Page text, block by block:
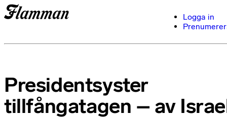
Logga in
Presidentsyster
tillfångatagen – av